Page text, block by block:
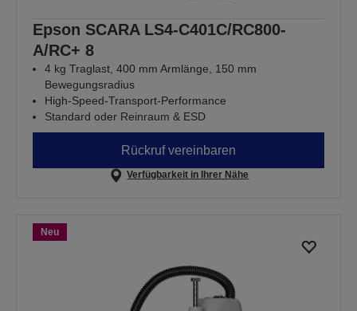
Epson SCARA LS4-C401C/RC800-
A/RC+ 8
4 kg Traglast, 400 mm Armlänge, 150 mm
Bewegungsradius
High-Speed-Transport-Performance
Standard oder Reinraum & ESD
Rückruf vereinbaren
Verfügbarkeit in Ihrer Nähe
Neu